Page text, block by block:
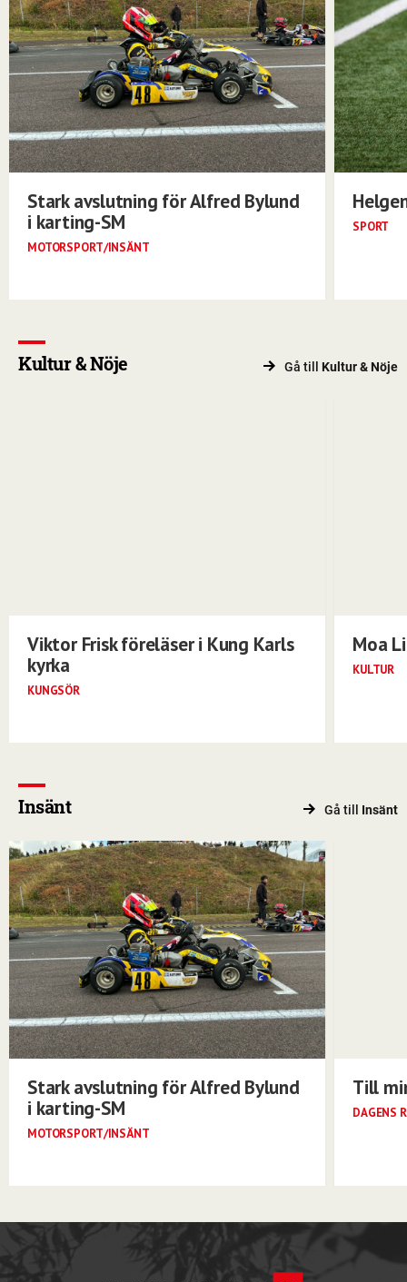
Stark avslutning för Alfred Bylund
i karting-SM
MOTORSPORT/INSÄNT
SPORT
Kultur & Nöje Gå till Kultur & Nöje
Viktor Frisk föreläser i Kung Karls
kyrka
KUNGSÖR
Moa
KULTUR
Insänt Gå till Insänt
Stark avslutning för Alfred Bylund
i karting-SM
MOTORSPORT/INSÄNT
Till
DAGENS